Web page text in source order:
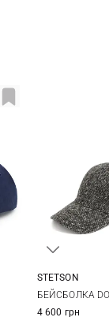
STETSON
БЕЙСБОЛКА
4 600 грн